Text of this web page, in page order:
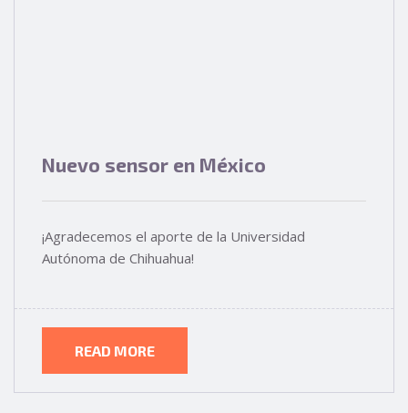
Nuevo sensor en México
¡Agradecemos el aporte de la Universidad
Autónoma de Chihuahua!
READ MORE